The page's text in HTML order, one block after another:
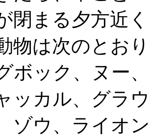
閉まる夕方近
物は次のとお
ボック、ヌー
ッカル、グラ
ゾウ、ライオ